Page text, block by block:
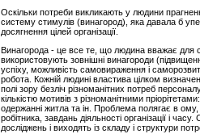
Оскільки потреби викликають у людини
систему стимулів (винагород), яка давала б
досягнення цілей організації.
Винагорода - це все те, що людина вважає для
використовують зовнішні винагороди
успіху, можливість самовираження і
робота. Кожній людині властива цілком
полі зору безліч різноманітних потреб
кількістю мотивів з різноманітними
одержанні житла та ін. Проблема полягає в
робітника, завдань діяльності організації і
досліджень і виходять із складу і структури